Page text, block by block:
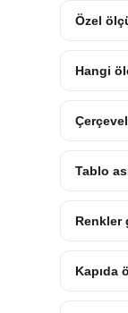
Özel
Hangi
Tablo
Renkler
Kapıda